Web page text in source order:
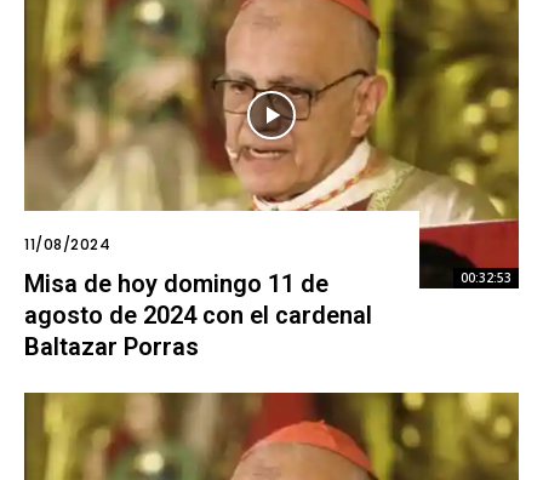
00:32:53
11/08/2024
Misa de hoy domingo 11 de
agosto de 2024 con el cardenal
Baltazar Porras